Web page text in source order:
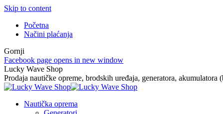
Skip to content
Početna
Načini plaćanja
Gornji
Facebook page opens in new window
Lucky Wave Shop
Prodaja nautičke opreme, brodskih uređaja, generatora, akumulatora
Nautička oprema